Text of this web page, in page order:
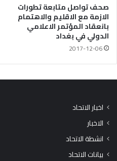
صحف تواصل متابعة تطورات
الازمة مع الاقليم والاهتمام
بانعقاد المؤتمر الاعلامي
الدولي في بغداد
2017-12-06
اخبار الاتحاد
الاخبار
انشطة الاتحاد
بيانات الاتحاد